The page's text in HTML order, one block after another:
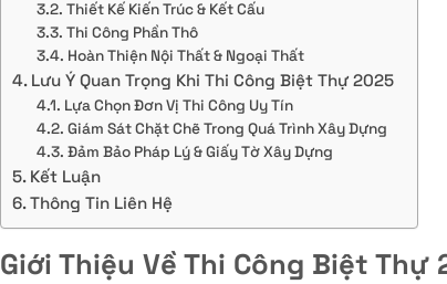
Thiết Kế Kiến Trúc & Kết Cấu
Thi Công Phần Thô
Hoàn Thiện Nội Thất & Ngoại Thất
Lưu Ý Quan Trọng Khi Thi Công Biệt Thự 2025
Lựa Chọn Đơn Vị Thi Công Uy Tín
Giám Sát Chặt Chẽ Trong Quá Trình Xây Dựng
Đảm Bảo Pháp Lý & Giấy Tờ Xây Dựng
Kết Luận
Thông Tin Liên Hệ
Giới Thiệu Về Thi Công Biệt Thự